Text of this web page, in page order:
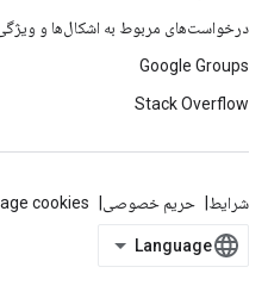
درخواست‌های مربوط به اشکال‌ها و
Google Groups
Stack Overflow
شرایط حریم خصوصی cookies